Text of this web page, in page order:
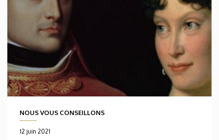
NOUS VOUS CONSEILLONS
12 juin 2021